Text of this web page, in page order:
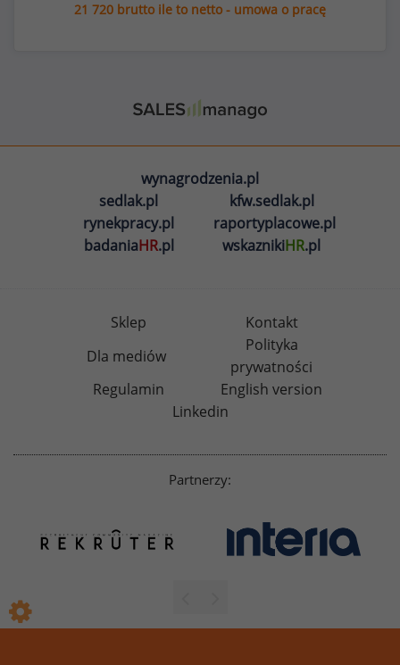
21 720 brutto ile to netto - umowa o pracę
wynagrodzenia.pl
sedlak.pl
kfw.sedlak.pl
rynekpracy.pl
raportyplacowe.pl
badaniaHR.pl wskaznikiHR.pl
Sklep
Kontakt
Dla mediów
Polityka
prywatności
Regulamin
English version
Linkedin
Partnerzy: